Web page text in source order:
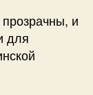
и
для